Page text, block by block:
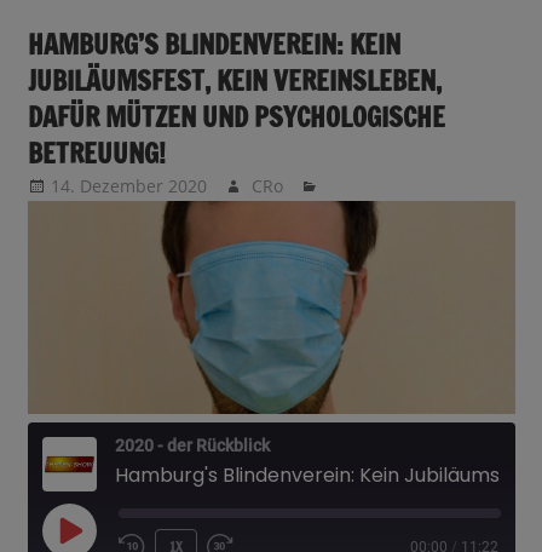
HAMBURG’S BLINDENVEREIN: KEIN
JUBILÄUMSFEST, KEIN VEREINSLEBEN,
DAFÜR MÜTZEN UND PSYCHOLOGISCHE
BETREUUNG!
14. Dezember 2020 CRo
2020 - der Rückblick
PLAY
1X 00:00 / 11:22